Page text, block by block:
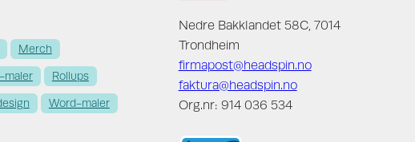
Merch
maler Rollups
Word-maler
Nedre Bakklandet 58C, 7014
Trondheim
firmapost@headspin.no
faktura@headspin.no
Org.nr: 914 036 534